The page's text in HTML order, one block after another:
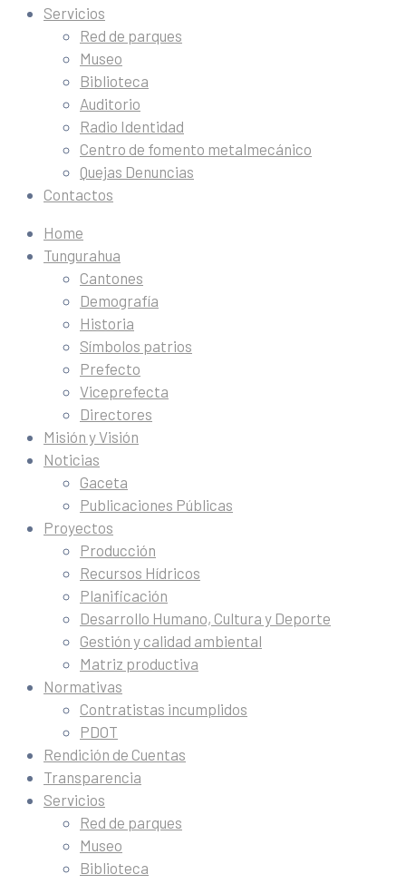
Servicios
Red de parques
Museo
Biblioteca
Auditorio
Radio Identidad
Centro de fomento metalmecánico
Quejas Denuncias
Contactos
Home
Tungurahua
Cantones
Demografía
Historia
Símbolos patrios
Prefecto
Viceprefecta
Directores
Misión y Visión
Noticias
Gaceta
Publicaciones Públicas
Proyectos
Producción
Recursos Hídricos
Planificación
Desarrollo Humano, Cultura y Deporte
Gestión y calidad ambiental
Matriz productiva
Normativas
Contratistas incumplidos
PDOT
Rendición de Cuentas
Transparencia
Servicios
Red de parques
Museo
Biblioteca